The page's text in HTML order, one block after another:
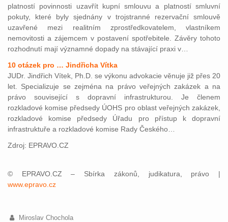
platností povinnosti uzavřít kupní smlouvu a platností smluvní
pokuty, které byly sjednány v trojstranné rezervační smlouvě
uzavřené mezi realitním zprostředkovatelem, vlastníkem
nemovitosti a zájemcem v postavení spotřebitele. Závěry tohoto
rozhodnutí mají významné dopady na stávající praxi v…
10 otázek pro … Jindřicha Vítka
JUDr. Jindřich Vítek, Ph.D. se výkonu advokacie věnuje již přes 20
let. Specializuje se zejména na právo veřejných zakázek a na
právo související s dopravní infrastrukturou. Je členem
rozkladové komise předsedy ÚOHS pro oblast veřejných zakázek,
rozkladové komise předsedy Úřadu pro přístup k dopravní
infrastruktuře a rozkladové komise Rady Českého…
Zdroj: EPRAVO.CZ
© EPRAVO.CZ – Sbírka zákonů, judikatura, právo |
www.epravo.cz
Miroslav Chochola